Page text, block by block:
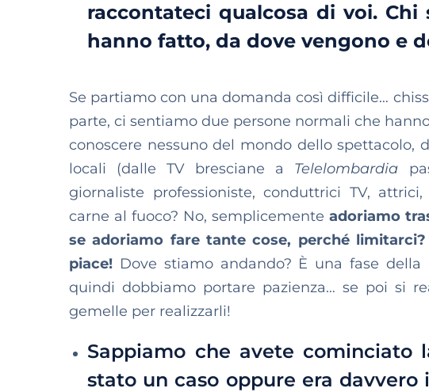
raccontateci qualcosa di voi. Chi
hanno fatto, da dove vengono e
Se partiamo con una domanda così difficile…
parte, ci sentiamo due persone normali che
conoscere nessuno del mondo dello
locali (dalle TV bresciane a Telelombardia
giornaliste professioniste, conduttrici TV,
carne al fuoco? No, semplicemente adoriamo
se adoriamo fare tante cose, perché
piace! Dove stiamo andando? È una fase
quindi dobbiamo portare pazienza… se poi si
gemelle per realizzarli!
Sappiamo che avete cominciato
stato un caso oppure era